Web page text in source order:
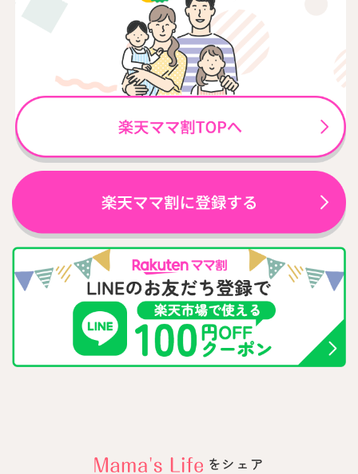
をシェア